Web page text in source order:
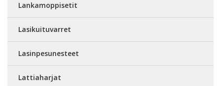
Lankamoppisetit
Lasikuituvarret
Lasinpesunesteet
Lattiaharjat